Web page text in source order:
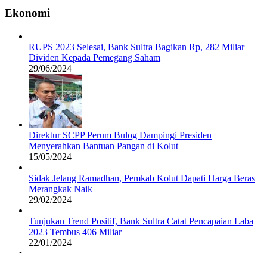
Ekonomi
RUPS 2023 Selesai, Bank Sultra Bagikan Rp, 282 Miliar
Dividen Kepada Pemegang Saham
29/06/2024
Direktur SCPP Perum Bulog Dampingi Presiden
Menyerahkan Bantuan Pangan di Kolut
15/05/2024
Sidak Jelang Ramadhan, Pemkab Kolut Dapati Harga Beras
Merangkak Naik
29/02/2024
Tunjukan Trend Positif, Bank Sultra Catat Pencapaian Laba
2023 Tembus 406 Miliar
22/01/2024